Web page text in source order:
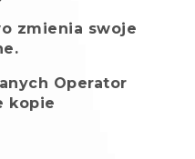
zmienia swoje
Operator
kopie